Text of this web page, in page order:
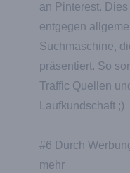
an Pinterest.
entgegen
Suchmaschine,
präsentiert. So
Traffic Quellen
Laufkundschaft ;)
#6 Durch
mehr